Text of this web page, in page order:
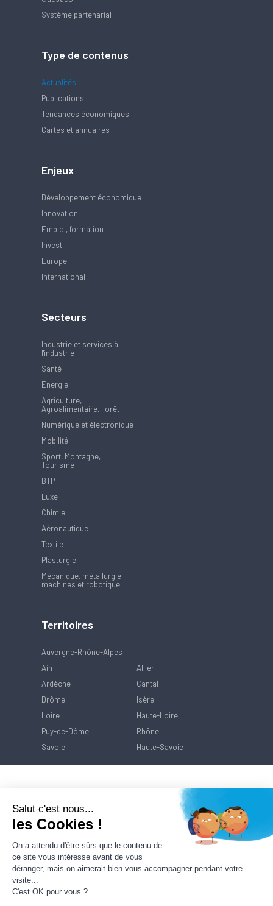
Système partenarial
Type de contenus
Actualités
Publications
Tendances économiques
Cartes et annuaires
Enjeux
Développement économique
Innovation
Emploi, formation
Invest
Europe
International
Secteurs
Industrie et services à
l'industrie
Santé
Energie
Agriculture,
Agroalimentaire, Forêt
Numérique et électronique
Mobilité
Sport, Montagne,
Tourisme
BTP
Luxe
Chimie
Aéronautique
Textile
Plasturgie
Mécanique, métallurgie,
machines et robotique
Territoires
Auvergne-Rhône-Alpes
Ain
Allier
Ardèche
Cantal
Drôme
Isère
Loire
Haute-Loire
Puy-de-Dôme
Rhône
Savoie
Haute-Savoie
Salut c'est nous...
les Cookies !
On a attendu d'être sûrs que le contenu de
ce site vous intéresse avant de vous
déranger, mais on aimerait bien vous accompagner pendant votre
visite...
C'est OK pour vous ?